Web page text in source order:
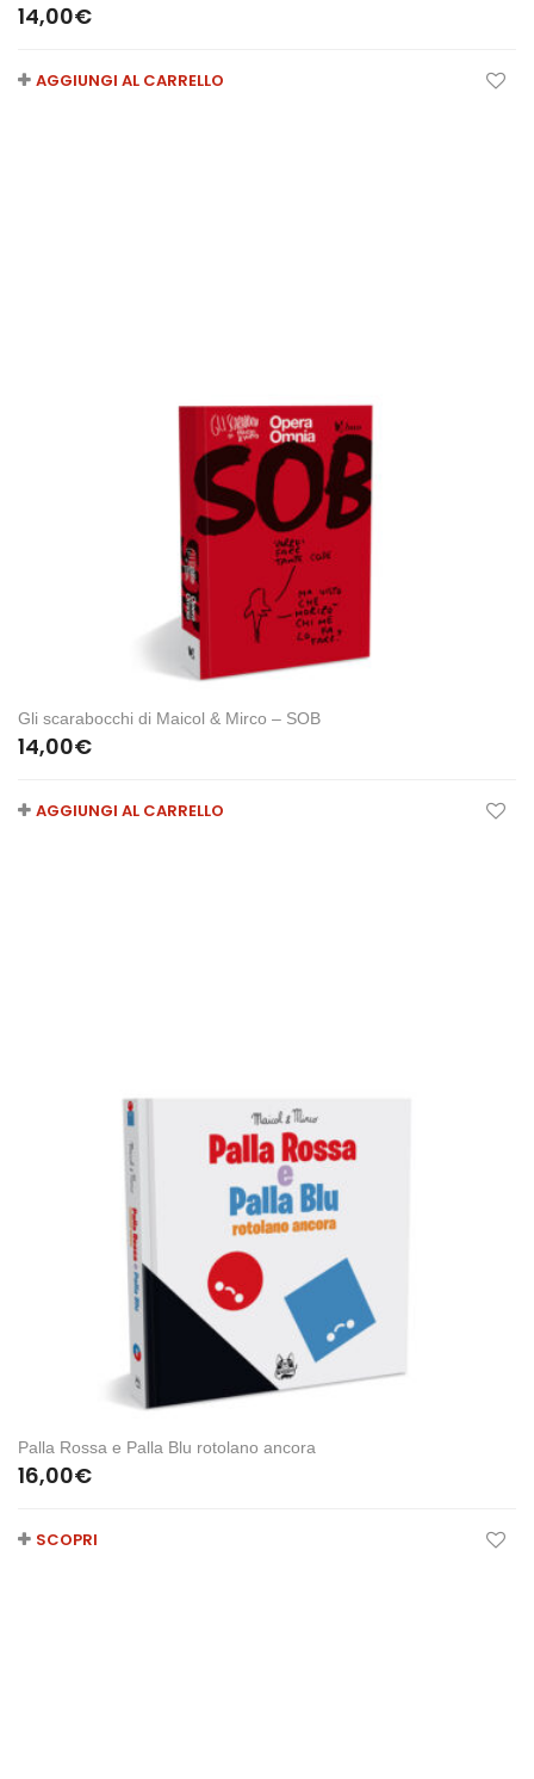
14,00€
AGGIUNGI AL CARRELLO
Gli scarabocchi di Maicol & Mirco – SOB
14,00€
AGGIUNGI AL CARRELLO
Palla Rossa e Palla Blu rotolano ancora
16,00€
SCOPRI